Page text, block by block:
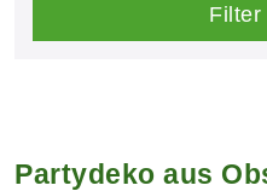
Filter
Partydeko aus